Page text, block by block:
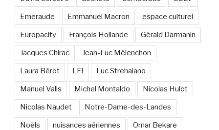
Emeraude Emmanuel Macron espace culturel
Europacity François Hollande Gérald Darmanin
Jacques Chirac Jean-Luc Mélenchon
Laura Bérot LFI Luc Strehaiano
Manuel Valls Michel Montaldo Nicolas Hulot
Nicolas Naudet Notre-Dame-des-Landes
Noëls nuisances aériennes Omar Bekare